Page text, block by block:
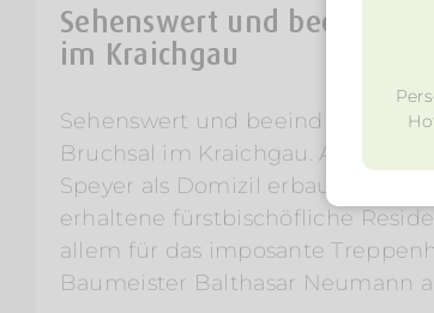
Sehenswert und
im Kraichgau
Sehenswert und beeindruckend –
Bruchsal im Kraichgau. Ab 1722
Speyer als Domizil erbauen.
erhaltene fürstbischöfliche
allem für das imposante
Baumeister Balthasar Neumann